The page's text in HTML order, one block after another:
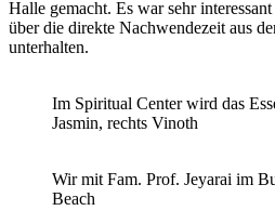
Halle gemacht. Es war sehr
über die direkte Nachwendezeit aus
unterhalten.
Im Spiritual Center wird das
Jasmin, rechts Vinoth
Wir mit Fam. Prof. Jeyarai im
Beach